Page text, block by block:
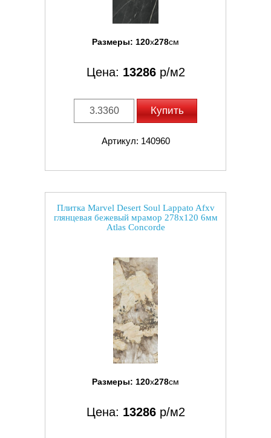
Размеры: 120x278см
Цена: 13286р/м2
Купить
Артикул: 140960
Плитка Marvel Desert Soul Lappato Afxv
глянцевая бежевый мрамор 278x120 6мм
Atlas Concorde
Размеры: 120x278см
Цена: 13286р/м2